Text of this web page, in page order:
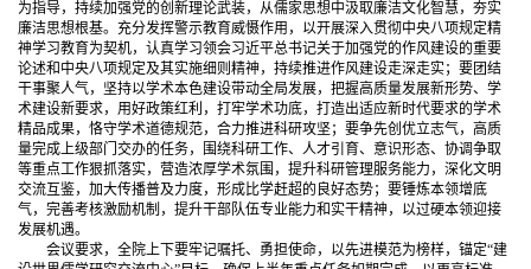
为指导，持续加强党的创新理论武装，从儒家思想中汲取廉洁文化智慧，夯实
廉洁思想根基。充分发挥警示教育威慑作用，以开展深入贯彻中央八项规定精
神学习教育为契机，认真学习领会习近平总书记关于加强党的作风建设的重要
论述和中央八项规定及其实施细则精神，持续推进作风建设走深走实；要团结
干事聚人气，坚持以学术本色建设带动全局发展，把握高质量发展新形势、学
术建设新要求，用好政策红利，打牢学术功底，打造出适应新时代要求的学术
精品成果，恪守学术道德规范，合力推进科研攻坚；要争先创优立志气，高质
量完成上级部门交办的任务，围绕科研工作、人才引育、意识形态、协调争取
等重点工作狠抓落实，营造浓厚学术氛围，提升科研管理服务能力，深化文明
交流互鉴，加大传播普及力度，形成比学赶超的良好态势；要锤炼本领增底
气，完善考核激励机制，提升干部队伍专业能力和实干精神，以过硬本领迎接
发展机遇。
会议要求，全院上下要牢记嘱托、勇担使命，以先进模范为榜样，锚定“建